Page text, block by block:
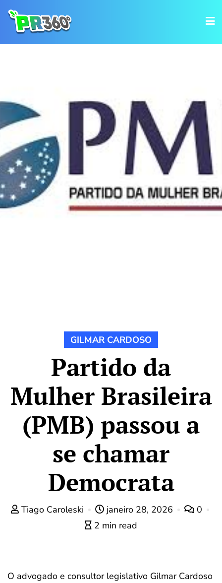
GILMAR CARDOSO
Partido da
Mulher Brasileira
(PMB) passou a
se chamar
Democrata
Tiago Caroleski janeiro 28, 2026
0
2 min read
O advogado e consultor legislativo Gilmar Cardoso